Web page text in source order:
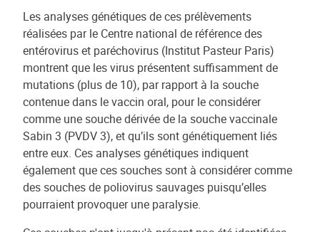
Les analyses génétiques de ces prélèvements
réalisées par le Centre national de référence des
entérovirus et paréchovirus (Institut Pasteur Paris)
montrent que les virus présentent suffisamment de
mutations (plus de 10), par rapport à la souche
contenue dans le vaccin oral, pour le considérer
comme une souche dérivée de la souche vaccinale
Sabin 3 (PVDV 3), et qu’ils sont génétiquement liés
entre eux. Ces analyses génétiques indiquent
également que ces souches sont à considérer comme
des souches de poliovirus sauvages puisqu’elles
pourraient provoquer une paralysie.